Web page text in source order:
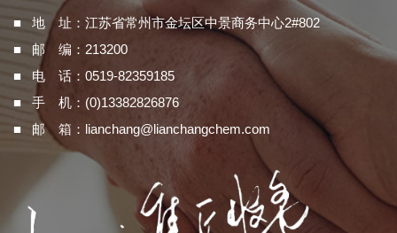
■ 地 址：江苏省常州市金坛区中景商务中心2#802
■ 邮 编：213200
■ 电 话：0519-82359185
■ 手 机：(0)13382826876
■ 邮 箱： lianchang@lianchangchem.com